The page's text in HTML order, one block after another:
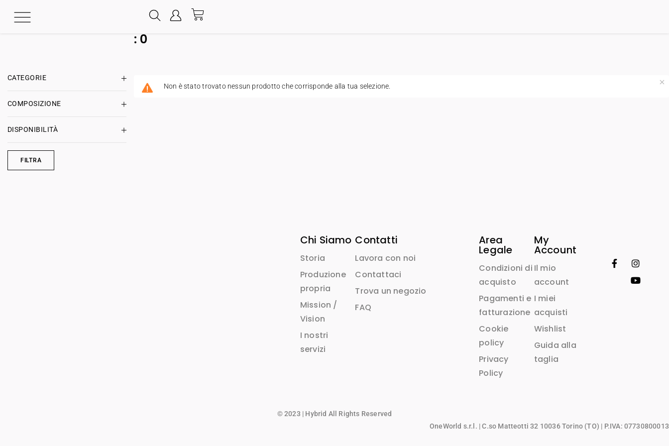
: 0
CATEGORIE
COMPOSIZIONE
DISPONIBILITÀ
FILTRA
Non è stato trovato nessun prodotto che corrisponde alla tua selezione.
Chi Siamo
Storia
Produzione
propria
Mission /
Vision
I nostri
servizi
Contatti
Lavora con noi
Contattaci
Trova un negozio
FAQ
Area
Legale
Condizioni di
acquisto
Pagamenti e
fatturazione
Cookie
policy
Privacy
Policy
My
Account
Il mio
account
I miei
acquisti
Wishlist
Guida alla
taglia
© 2023 | Hybrid All Rights Reserved
OneWorld s.r.l. | C.so Matteotti 32 10036 Torino (TO) | P.IVA: 07730800013